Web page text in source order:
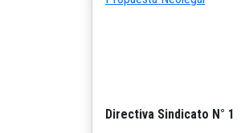
Directiva Sindicato N° 1